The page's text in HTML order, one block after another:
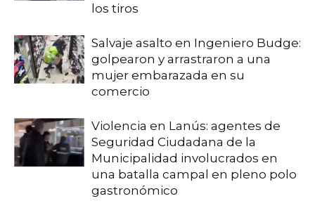
los tiros
Salvaje asalto en Ingeniero Budge:
golpearon y arrastraron a una
mujer embarazada en su
comercio
Violencia en Lanús: agentes de
Seguridad Ciudadana de la
Municipalidad involucrados en
una batalla campal en pleno polo
gastronómico